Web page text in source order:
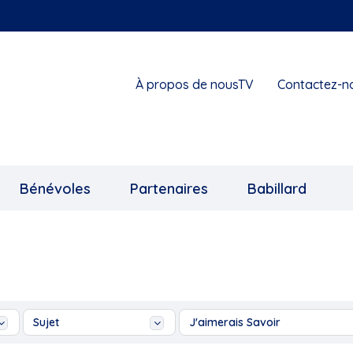
À propos de nousTV Contactez-
Bénévoles Partenaires Babillard
Sujet J'aimerais Savoir